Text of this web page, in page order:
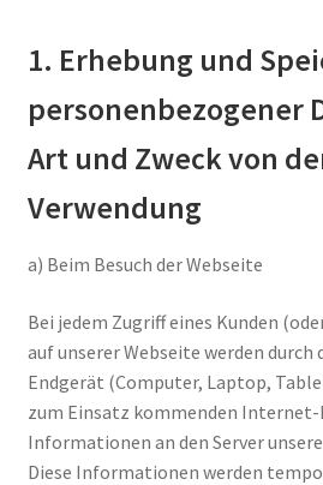
1. Erhebung und
personenbezogener
Art und Zweck von
Verwendung
a) Beim Besuch der Webseite
Bei jedem Zugriff eines Kunden
auf unserer Webseite werden durch
Endgerät (Computer, Laptop,
zum Einsatz kommenden
Informationen an den Server
Diese Informationen werden